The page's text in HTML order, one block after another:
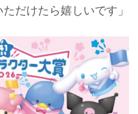
だけたら嬉しいです」